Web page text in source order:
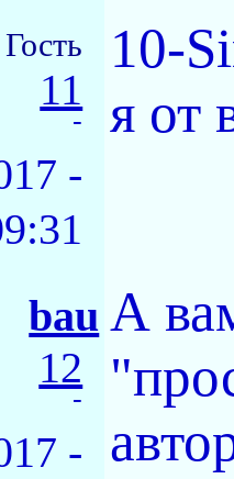
Гость
11
-
-
10-
я от
bau
12
-
-
А